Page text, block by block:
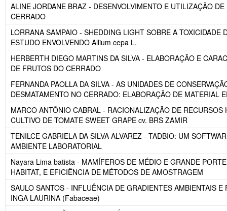
ALINE JORDANE BRAZ - DESENVOLVIMENTO E UTILIZAÇÃO
CERRADO
LORRANA SAMPAIO - SHEDDING LIGHT SOBRE A
ESTUDO ENVOLVENDO Allium cepa L.
HERBERTH DIEGO MARTINS DA SILVA - ELABORAÇÃO E
DE FRUTOS DO CERRADO
FERNANDA PAOLLA DA SILVA - AS UNIDADES DE
DESMATAMENTO NO CERRADO: ELABORAÇÃO DE MATERIAL
MARCO ANTÔNIO CABRAL - RACIONALIZAÇÃO DE
CULTIVO DE TOMATE SWEET GRAPE cv. BRS ZAMIR
TENILCE GABRIELA DA SILVA ALVAREZ - TADBIO: UM
AMBIENTE LABORATORIAL
Nayara Lima batista - MAMÍFEROS DE MÉDIO E GRANDE
HABITAT, E EFICIÊNCIA DE MÉTODOS DE AMOSTRAGEM
SAULO SANTOS - INFLUÊNCIA DE GRADIENTES AMBIENTAIS
INGA LAURINA (Fabaceae)